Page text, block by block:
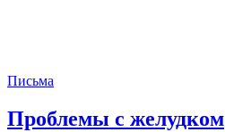
Письма
Проблемы с желудком